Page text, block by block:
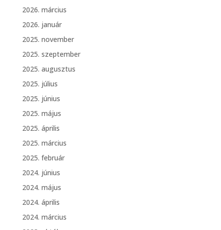
2026. március
2026. január
2025. november
2025. szeptember
2025. augusztus
2025. július
2025. június
2025. május
2025. április
2025. március
2025. február
2024. június
2024. május
2024. április
2024. március